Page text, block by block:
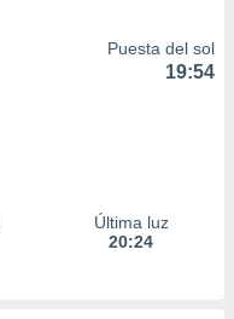
Puesta del sol
19:54
Última luz
20:24